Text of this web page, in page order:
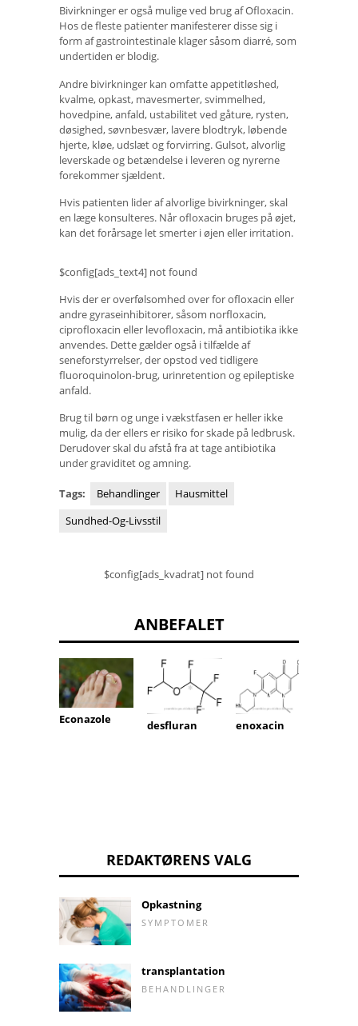
Bivirkninger er også mulige ved brug af Ofloxacin.
Hos de fleste patienter manifesterer disse sig i
form af gastrointestinale klager såsom diarré, som
undertiden er blodig.
Andre bivirkninger kan omfatte appetitløshed,
kvalme, opkast, mavesmerter, svimmelhed,
hovedpine, anfald, ustabilitet ved gåture, rysten,
døsighed, søvnbesvær, lavere blodtryk, løbende
hjerte, kløe, udslæt og forvirring. Gulsot, alvorlig
leverskade og betændelse i leveren og nyrerne
forekommer sjældent.
Hvis patienten lider af alvorlige bivirkninger, skal
en læge konsulteres. Når ofloxacin bruges på øjet,
kan det forårsage let smerter i øjen eller irritation.
$config[ads_text4] not found
Hvis der er overfølsomhed over for ofloxacin eller
andre gyraseinhibitorer, såsom norfloxacin,
ciprofloxacin eller levofloxacin, må antibiotika ikke
anvendes. Dette gælder også i tilfælde af
seneforstyrrelser, der opstod ved tidligere
fluoroquinolon-brug, urinretention og epileptiske
anfald.
Brug til børn og unge i vækstfasen er heller ikke
mulig, da der ellers er risiko for skade på ledbrusk.
Derudover skal du afstå fra at tage antibiotika
under graviditet og amning.
Tags: Behandlinger
Hausmittel
Sundhed-Og-Livsstil
$config[ads_kvadrat] not found
ANBEFALET
Econazole desfluran enoxacin
REDAKTØRENS VALG
Opkastning
SYMPTOMER
transplantation
BEHANDLINGER